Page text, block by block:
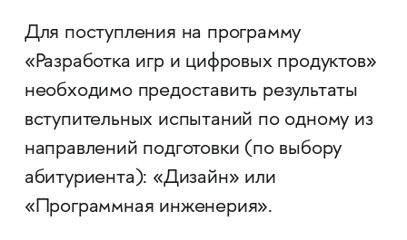
Для поступления на программу
«Разработка игр и цифровых продуктов»
необходимо предоставить результаты
вступительных испытаний по одному из
направлений подготовки (по выбору
абитуриента): «Дизайн» или
«Программная инженерия».